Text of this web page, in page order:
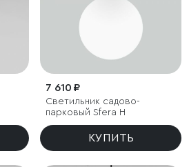
7 610 ₽
Светильник садово-
парковый Sfera H
КУПИТЬ